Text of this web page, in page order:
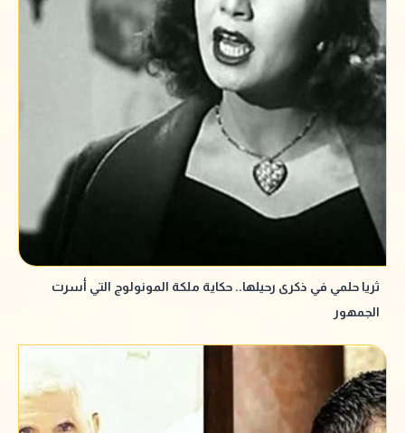
ثريا حلمي في ذكرى رحيلها.. حكاية ملكة المونولوج التي أسرت
الجمهور